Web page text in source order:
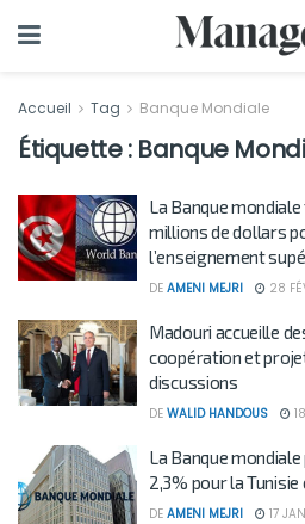
Accueil Tag Banque Mondiale
Étiquette : Banque
La Banque
millions de dollars
l’enseignement
DE AMENI MEJRI 28
Madouri accueille
coopération et
discussions
DE WALID HANDOUS
La Banque
2,3% pour la Tunisie
DE AMENI MEJRI 17